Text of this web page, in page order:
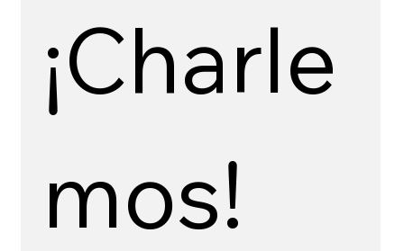
¡Charle
mos!